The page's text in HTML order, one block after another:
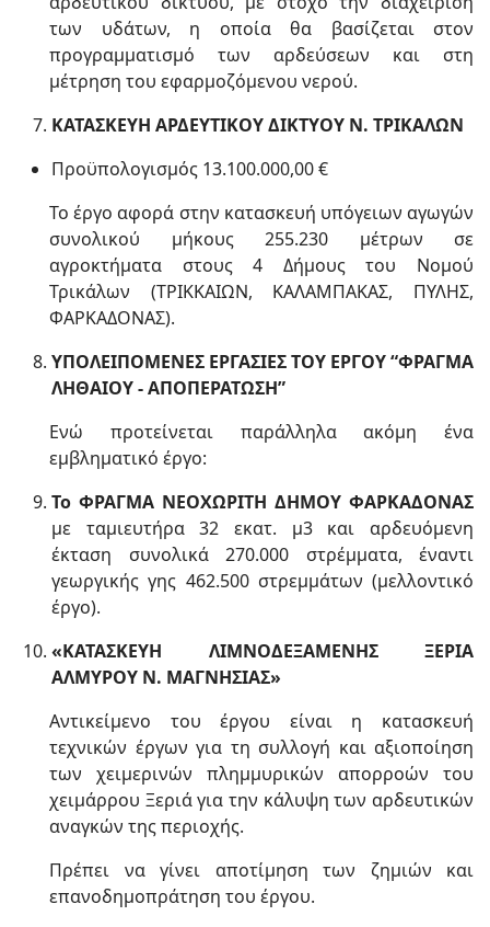
των υδάτων, η οποία θα βασίζεται στον
προγραμματισμό των αρδεύσεων και στη
μέτρηση του εφαρμοζόμενου νερού.
ΚΑΤΑΣΚΕΥΗ ΑΡΔΕΥΤΙΚΟΥ ΔΙΚΤΥΟΥ Ν. ΤΡΙΚΑΛΩΝ
Προϋπολογισμός 13.100.000,00 €
Το έργο αφορά στην κατασκευή υπόγειων αγωγών
συνολικού μήκους 255.230 μέτρων σε
αγροκτήματα στους 4 Δήμους του Νομού
Τρικάλων (ΤΡΙΚΚΑΙΩΝ, ΚΑΛΑΜΠΑΚΑΣ, ΠΥΛΗΣ,
ΦΑΡΚΑΔΟΝΑΣ).
ΥΠΟΛΕΙΠΟΜΕΝΕΣ ΕΡΓΑΣΙΕΣ ΤΟΥ ΕΡΓΟΥ “ΦΡΑΓΜΑ
ΛΗΘΑΙΟΥ - ΑΠΟΠΕΡΑΤΩΣΗ”
Ενώ προτείνεται παράλληλα ακόμη ένα
εμβληματικό έργο:
Το ΦΡΑΓΜΑ ΝΕΟΧΩΡΙΤΗ ΔΗΜΟΥ ΦΑΡΚΑΔΟΝΑΣ
με ταμιευτήρα 32 εκατ. μ3 και αρδευόμενη
έκταση συνολικά 270.000 στρέμματα, έναντι
γεωργικής γης 462.500 στρεμμάτων (μελλοντικό
έργο).
«ΚΑΤΑΣΚΕΥΗ ΛΙΜΝΟΔΕΞΑΜΕΝΗΣ ΞΕΡΙΑ
ΑΛΜΥΡΟΥ Ν. ΜΑΓΝΗΣΙΑΣ»
Αντικείμενο του έργου είναι η κατασκευή
τεχνικών έργων για τη συλλογή και αξιοποίηση
των χειμερινών πλημμυρικών απορροών του
χειμάρρου Ξεριά για την κάλυψη των αρδευτικών
αναγκών της περιοχής.
Πρέπει να γίνει αποτίμηση των ζημιών και
επανοδημοπράτηση του έργου.